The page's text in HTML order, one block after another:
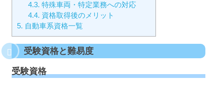
4.3. 特殊車両・特定業務への対応
4.4. 資格取得後のメリット
5. 自動車系資格一覧
受験資格と難易度
受験資格